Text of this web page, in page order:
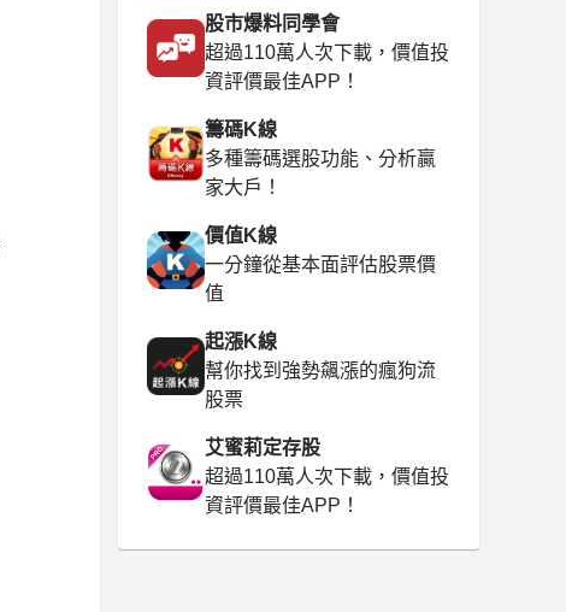
股市爆料同學會
超過110萬人次下載，價值投
資評價最佳APP！
籌碼K線
多種籌碼選股功能、分析贏
家大戶！
價值K線
一分鐘從基本面評估股票價
值
起漲K線
幫你找到強勢飆漲的瘋狗流
股票
艾蜜莉定存股
超過110萬人次下載，價值投
資評價最佳APP！